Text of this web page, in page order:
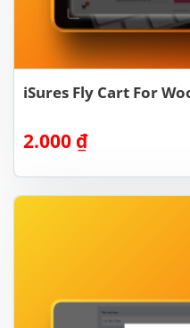
iSures Fly Cart For
2.000 ₫